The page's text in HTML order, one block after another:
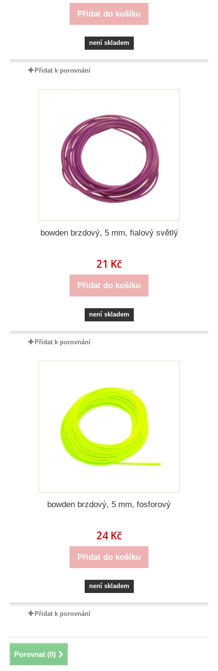
Přidat do košíku
není skladem
Přidat k porovnání
bowden brzdový, 5 mm, fialový světlý
21 Kč
Přidat do košíku
není skladem
Přidat k porovnání
bowden brzdový, 5 mm, fosforový
24 Kč
Přidat do košíku
není skladem
Přidat k porovnání
Porovnat (0)